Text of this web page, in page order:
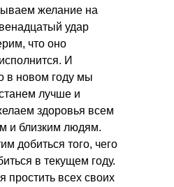
желание на
удар
что оно
И
в новом году мы
лучше и
здоровья всем
и близким людям.
добиться того, чего
в текущем году.
простить всех своих